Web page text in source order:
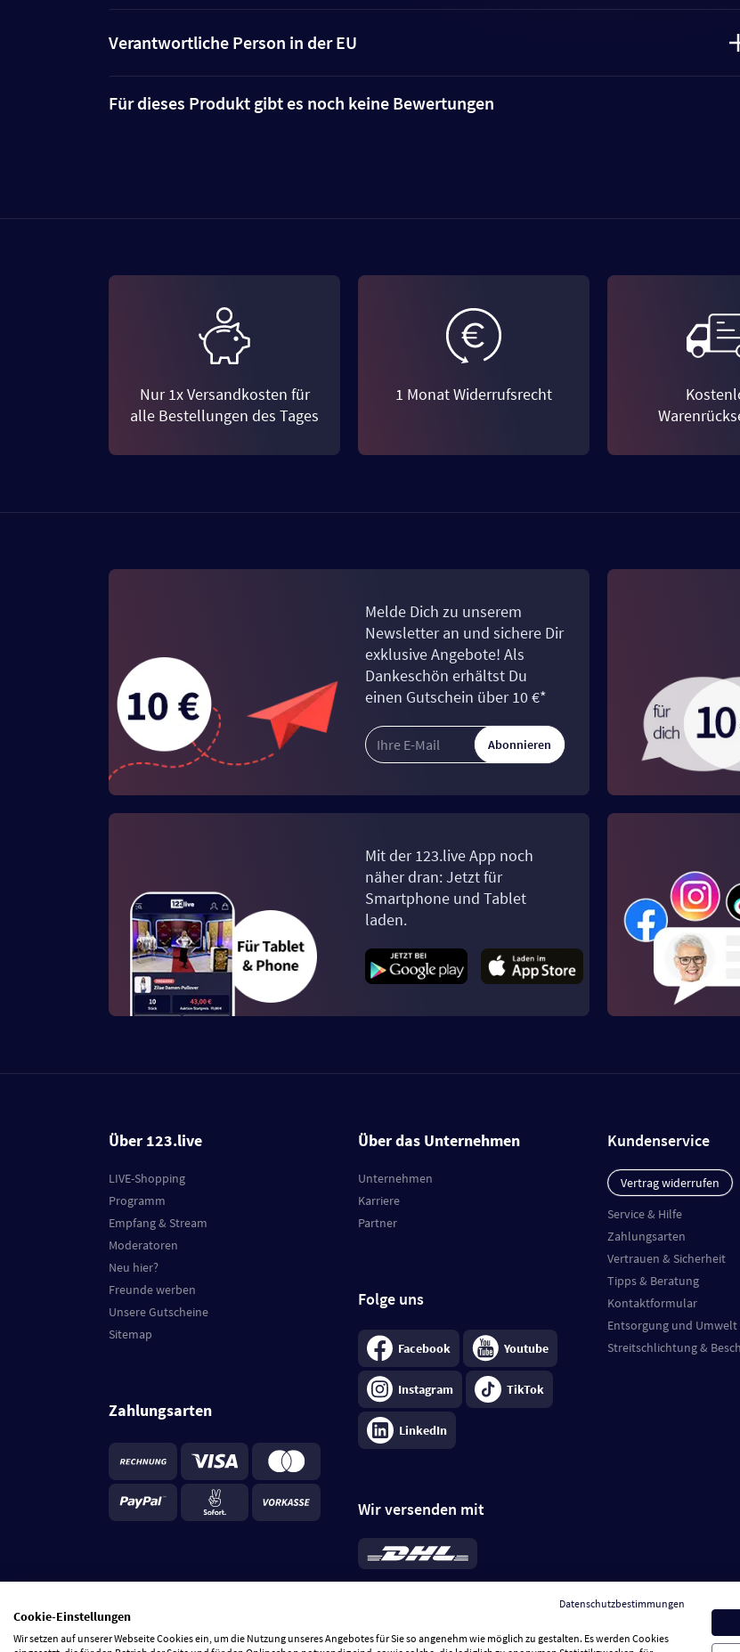
Verantwortliche Person in der EU
Für dieses Produkt gibt es noch keine Bewertungen
Nur 1x Versandkosten für
alle Bestellungen des Tages
1 Monat Widerrufsrecht
Melde Dich zu unserem
Newsletter an und sichere Dir
exklusive Angebote! Als
Dankeschön erhältst Du
einen Gutschein über 10 €*
Abonnieren
Mit der 123.live App noch
näher dran: Jetzt für
Smartphone und Tablet
laden.
Über 123.live
LIVE-Shopping
Programm
Empfang & Stream
Moderatoren
Neu hier?
Freunde werben
Unsere Gutscheine
Sitemap
Zahlungsarten
Über das Unternehmen
Unternehmen
Karriere
Partner
Folge uns
Facebook Youtube
Instagram TikTok
LinkedIn
Wir versenden mit
*Standard 6,95 €; bei Kühlware zzgl. 0,99 €
je Bestellung, insgesamt 7,94 €. Lieferzeit3-
Kundenservice
Vertrag widerrufen
Service & Hilfe
Zahlungsarten
Vertrauen & Sicherheit
Tipps & Beratung
Kontaktformular
Entsorgung und Umwelt
Streitschlichtung &
Datenschutzbestimmungen
Cookie-Einstellungen
Wir setzen auf unserer Webseite Cookies ein, um die Nutzung unseres Angebotes für Sie so angenehm wie möglich zu gestalten. Es werden Cookies